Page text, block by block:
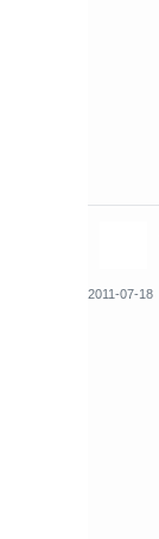
2011-07-18